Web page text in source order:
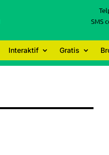
SMS
Interaktif Gratis